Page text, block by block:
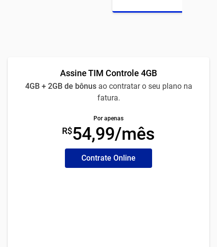
Assine TIM Controle 4GB
4GB + 2GB de bônus ao contratar o seu plano na
fatura.
Por apenas
R$54,99/mês
Contrate Online